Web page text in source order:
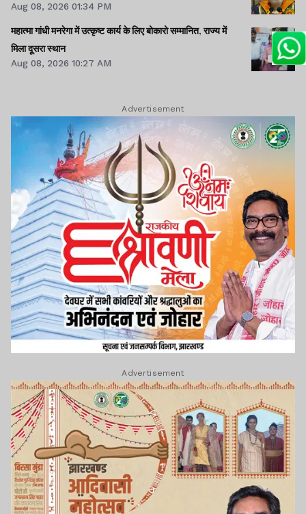
Aug 08, 2026 01:34 PM
महात्मा गांधी मनरेगा में उत्कृष्ट कार्य के लिए बोकारो सम्मानित, राज्य में
मिला दूसरा स्थान
Aug 08, 2026 10:27 AM
Advertisement
Advertisement